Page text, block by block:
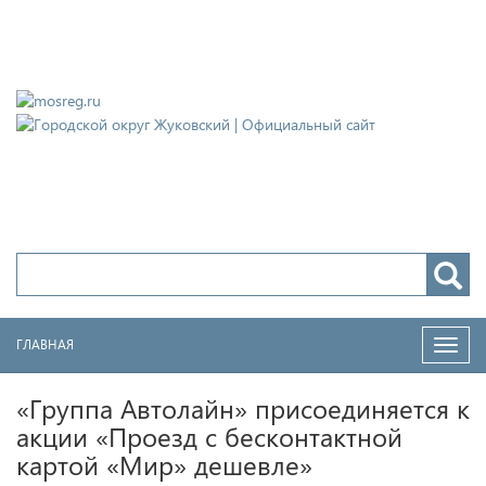
ГЛАВНАЯ
«Группа Автолайн» присоединяется к
акции «Проезд с бесконтактной
картой «Мир» дешевле»